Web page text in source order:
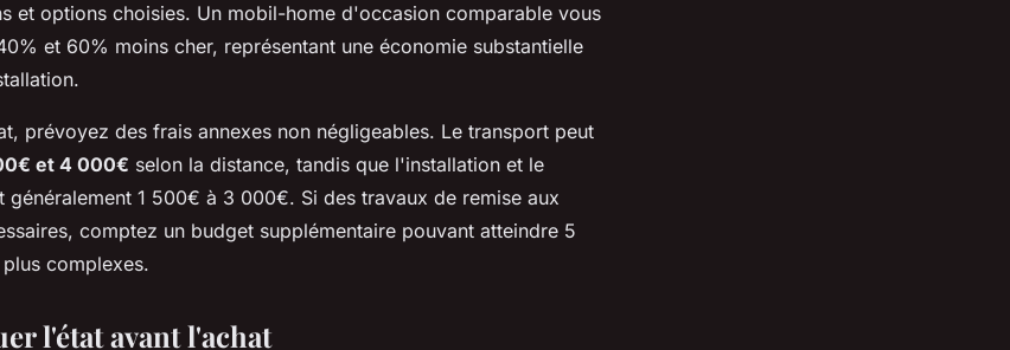
et options choisies. Un mobil-home d'occasion comparable vous
et 60% moins cher, représentant une économie substantielle
prévoyez des frais annexes non négligeables. Le transport peut
et 4 000€ selon la distance, tandis que l'installation et le
généralement 1 500€ à 3 000€. Si des travaux de remise aux
comptez un budget supplémentaire pouvant atteindre 5
complexes.
l'état avant l'achat